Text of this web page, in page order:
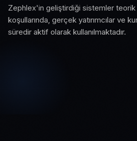
Zephlex'in geliştirdiği sistemler
koşullarında, gerçek yatırımcılar ve
süredir aktif olarak kullanılmaktadır.
01
Gerçek Piyasa Koşulları
Canlı piyasa verisi ve gerçek işlem
02
Aktif Kurumsal Kullanım
03
Ölçeklenebilir Altyapı